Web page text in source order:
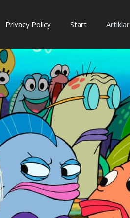
Privacy Policy Start Artiklar